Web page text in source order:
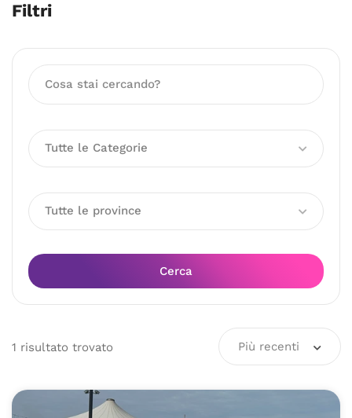
Filtri
Tutte le Categorie
Tutte le province
Cerca
1 risultato trovato Più recenti